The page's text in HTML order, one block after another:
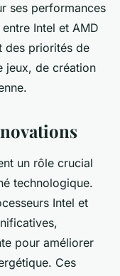
ses performances
Intel et AMD
des priorités de
jeux, de création
un rôle crucial
technologique.
Intel et
pour améliorer
Ces